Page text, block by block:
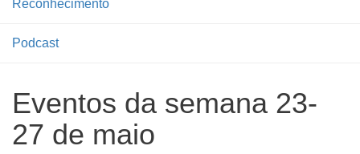
Reconhecimento
Podcast
Eventos da semana 23-
27 de maio